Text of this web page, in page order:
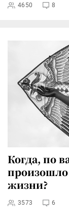
4650 8
Когда, по
жизни?
3573 6